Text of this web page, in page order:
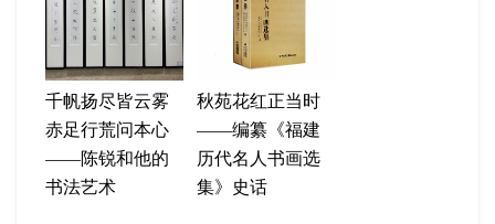
千帆扬尽皆云雾
赤足行荒问本心
——陈锐和他的
书法艺术
秋苑花红正当时
——编纂《福建
历代名人书画选
集》史话